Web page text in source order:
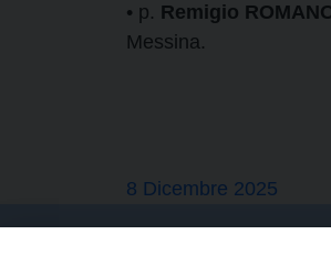
• p. Remigio
Messina.
8 Dicembre 2025